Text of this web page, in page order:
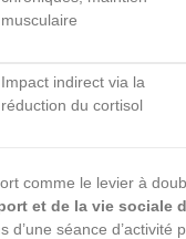
musculaire
Impact indirect via la
réduction du cortisol
comme le levier à
et de la vie sociale
d’une séance d’activité